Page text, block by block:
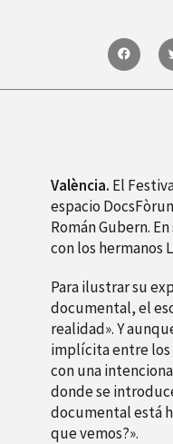
València. El
espacio
Román Gubern.
con los hermanos
Para ilustrar su
documental, el
realidad». Y
implícita entre los
con una
donde se
documental está
que vemos?».